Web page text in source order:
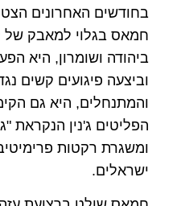
בחודשים האחרונים
חמאס בגלוי למאבק של
ביהודה ושומרון, היא
וביצעה פיגועים קשים
והמתנחלים, היא גם
הפליטים ג'נין הנקראת
ומשגרת רקטות
ישראלים.